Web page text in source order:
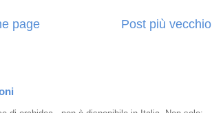
Post più vecchio
page